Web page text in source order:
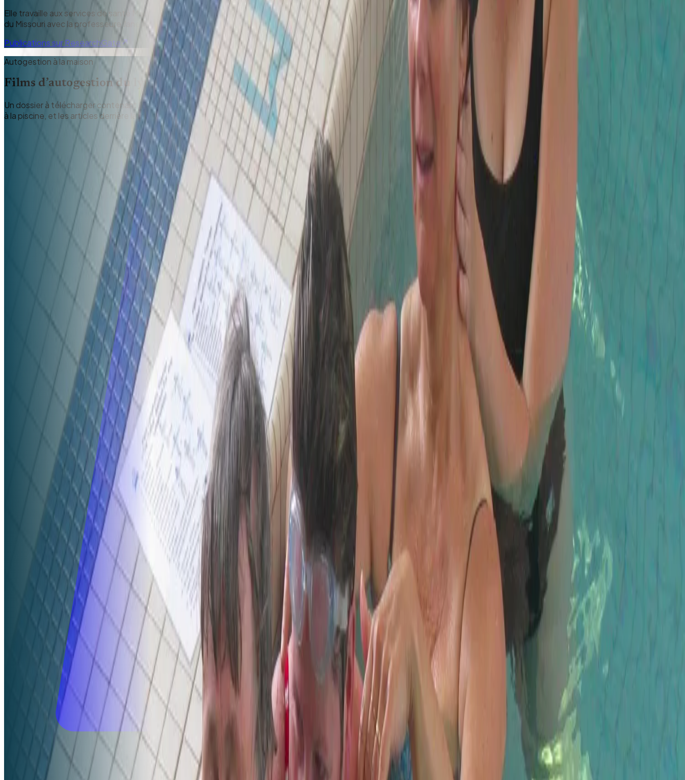
Elle travaille aux services de santé Maccabi comme directrice nationale de la recherche et du développement, a terminé son doctorat à l’école de sciences infirmières de l’Université
du Missouri avec la professeure Jane Armer et enseigne la méthode Casley-Smith.
Publications sur ResearchGate
Autogestion à la maison
Films d’autogestion du lymphœdème
Un dossier à télécharger contenant les films de la séquence complète d’exercices de l’ALT pour le lymphœdème, des illustrations des exercices à imprimer et plastifier pour emporter
à la piscine, et les articles derrière la méthode. Films disponibles en anglais.